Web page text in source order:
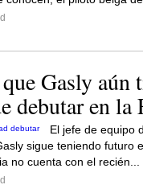
Gasly aún
debutar en la
El jefe de equipo
sigue teniendo futuro
no cuenta con el recién...